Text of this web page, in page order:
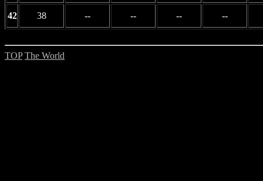
42 38 -- -- -- --
TOP The World